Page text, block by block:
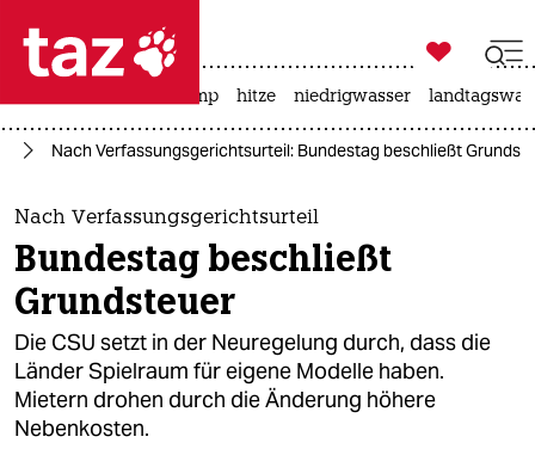
 taz zahl ich
taz zahl ich
themen
politik
öko
gesellschaft
kultur

taz zahl ich
usa unter trump hitze niedrigwasser
Nach Verfassungsgerichtsurteil: Bundestag beschließt
Nach Verfassungsgerichtsurteil
Bundestag beschließt
Grundsteuer
Die CSU setzt in der Neuregelung durch, dass die
Länder Spielraum für eigene Modelle haben.
Mietern drohen durch die Änderung höhere
Nebenkosten.